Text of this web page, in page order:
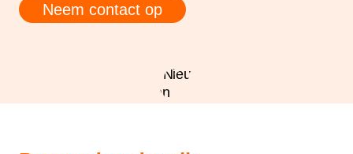
Neem contact op